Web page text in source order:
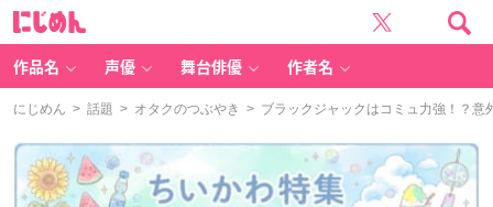
作品名 声優 舞台俳優 作者名
にじめん > 話題 > オタクのつぶやき > ブラックジャックはコミュ力強！？